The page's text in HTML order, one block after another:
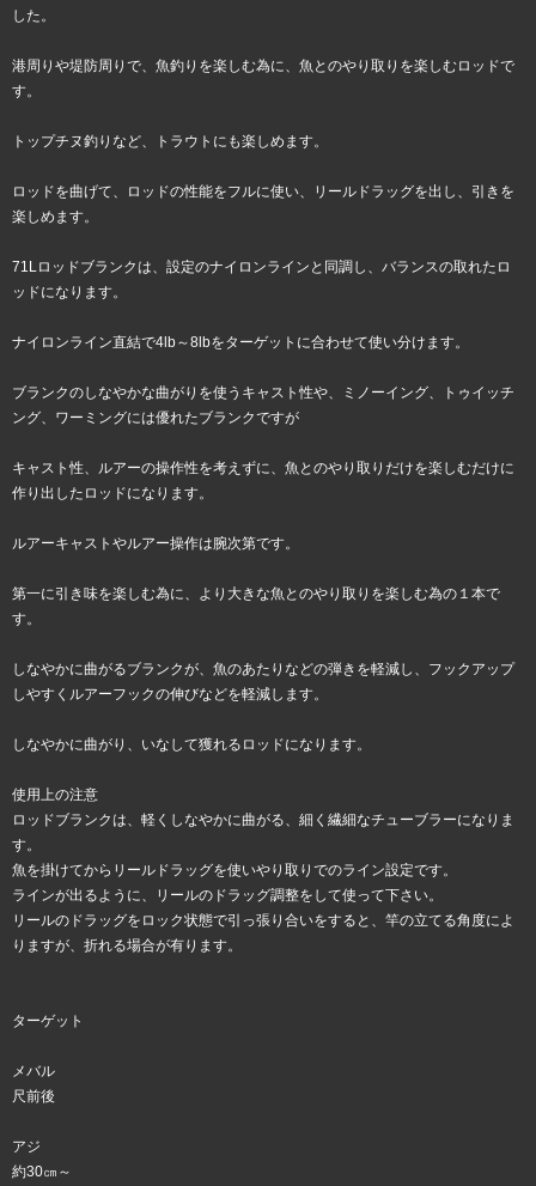
した。
港周りや堤防周りで、魚釣りを楽しむ為に、魚とのやり取りを楽しむロッドで
す。
トップチヌ釣りなど、トラウトにも楽しめます。
ロッドを曲げて、ロッドの性能をフルに使い、リールドラッグを出し、引きを
楽しめます。
71Lロッドブランクは、設定のナイロンラインと同調し、バランスの取れたロ
ッドになります。
ナイロンライン直結で4lb～8lbをターゲットに合わせて使い分けます。
ブランクのしなやかな曲がりを使うキャスト性や、ミノーイング、トゥイッチ
ング、ワーミングには優れたブランクですが
キャスト性、ルアーの操作性を考えずに、魚とのやり取りだけを楽しむだけに
作り出したロッドになります。
ルアーキャストやルアー操作は腕次第です。
第一に引き味を楽しむ為に、より大きな魚とのやり取りを楽しむ為の１本で
す。
しなやかに曲がるブランクが、魚のあたりなどの弾きを軽減し、フックアップ
しやすくルアーフックの伸びなどを軽減します。
しなやかに曲がり、いなして獲れるロッドになります。
使用上の注意
ロッドブランクは、軽くしなやかに曲がる、細く繊細なチューブラーになりま
す。
魚を掛けてからリールドラッグを使いやり取りでのライン設定です。
ラインが出るように、リールのドラッグ調整をして使って下さい。
リールのドラッグをロック状態で引っ張り合いをすると、竿の立てる角度によ
りますが、折れる場合が有ります。
ターゲット
メバル
尺前後
アジ
約30㎝～